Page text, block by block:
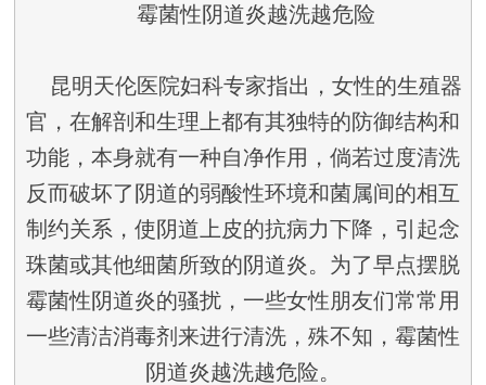
霉菌性阴道炎越洗越危险
昆明天伦医院妇科专家指出，女性的生殖器
官，在解剖和生理上都有其独特的防御结构和
功能，本身就有一种自净作用，倘若过度清洗
反而破坏了阴道的弱酸性环境和菌属间的相互
制约关系，使阴道上皮的抗病力下降，引起念
珠菌或其他细菌所致的阴道炎。为了早点摆脱
霉菌性阴道炎的骚扰，一些女性朋友们常常用
一些清洁消毒剂来进行清洗，殊不知，霉菌性
阴道炎越洗越危险。